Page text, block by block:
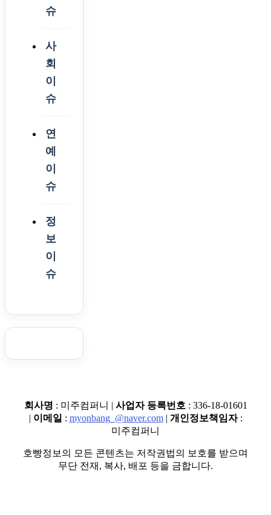
슈
사
회
이
슈
연
예
이
슈
정
보
이
슈
회사명 : 미주컴퍼니 | 사업자 등록번호 : 336-18-01601
| 이메일 : myonbang_@naver.com| 개인정보책임자:
미주컴퍼니
호빵정보의 모든 콘텐츠는 저작권법의 보호를 받으며
무단 전재, 복사, 배포 등을 금합니다.